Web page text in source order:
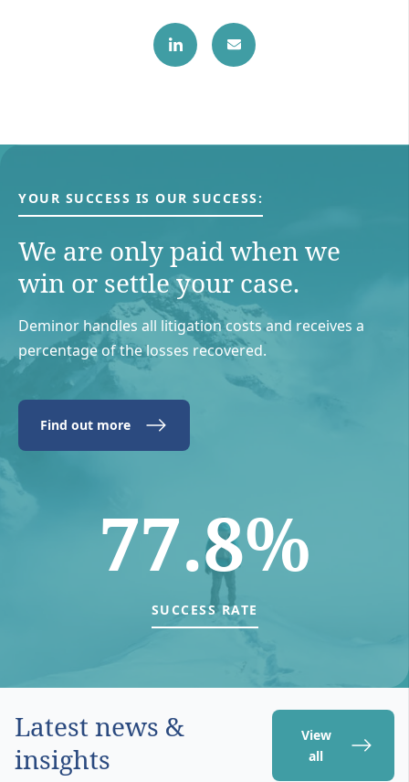
YOUR SUCCESS IS OUR SUCCESS:
We are only paid when we
win or settle your case.
Deminor handles all litigation costs and receives a
percentage of the losses recovered.
Find out more
77.8%
SUCCESS RATE
Latest news &
insights
View
all